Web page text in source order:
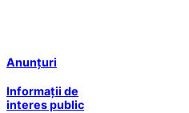
Anunțuri
Informații de
interes public